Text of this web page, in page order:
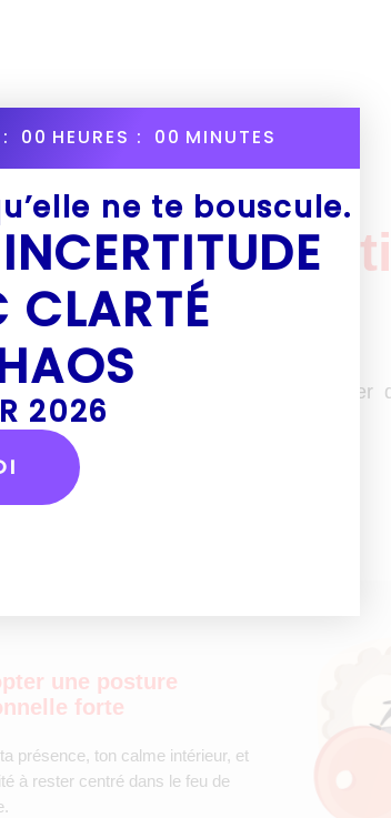
collectif
la
assurance, tact et clarté.
calme, maintenir le lien, et sécuriser
une posture
forte
présence, ton calme intérieur, et
à rester centré dans le feu de
00 HEURES : 00 MINUTES
ne te bouscule.
CLARTÉ
2026